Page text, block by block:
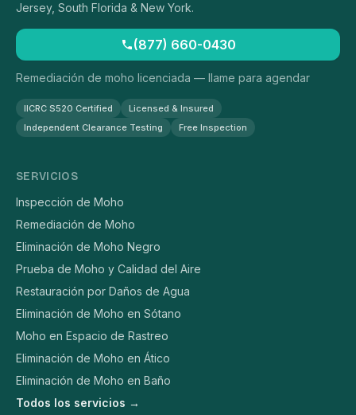
Jersey, South Florida & New York.
(877) 660-0430
Remediación de moho licenciada — llame para agendar
IICRC S520 Certified
Licensed & Insured
Independent Clearance Testing
Free Inspection
SERVICIOS
Inspección de Moho
Remediación de Moho
Eliminación de Moho Negro
Prueba de Moho y Calidad del Aire
Restauración por Daños de Agua
Eliminación de Moho en Sótano
Moho en Espacio de Rastreo
Eliminación de Moho en Ático
Eliminación de Moho en Baño
Todos los servicios →